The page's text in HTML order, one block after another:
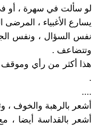
لو سألت في سهرة ، أو
يسارع الأغبياء ، المرضى
نفس السؤال ، ونفس
وتتضاعف .
هذا أكثر من رأي وموقف
.
....
أشعر بالرهبة والخوف ،
أشعر بالقداسة أيضا ،